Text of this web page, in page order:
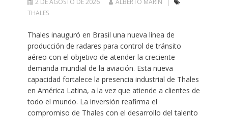
THALES
Thales inauguró en Brasil una nueva línea de
producción de radares para control de tránsito
aéreo con el objetivo de atender la creciente
demanda mundial de la aviación. Esta nueva
capacidad fortalece la presencia industrial de Thales
en América Latina, a la vez que atiende a clientes de
todo el mundo. La inversión reafirma el
compromiso de Thales con el desarrollo del talento